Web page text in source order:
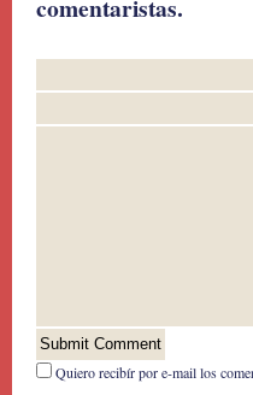
comentaristas.
Quiero recibír por e-mail los